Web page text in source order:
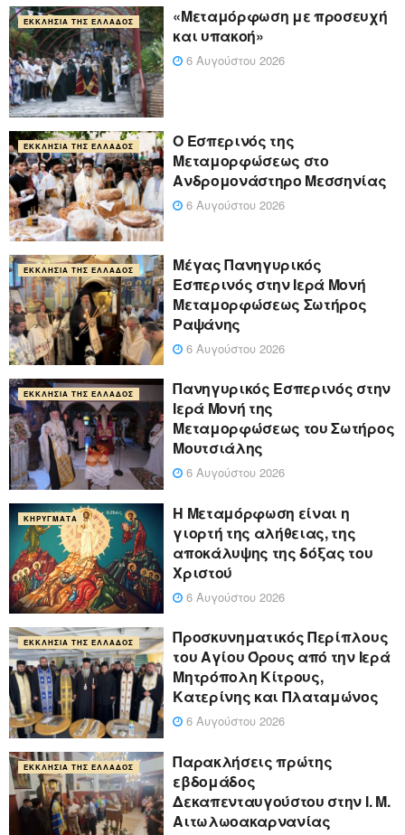
ΕΚΚΛΗΣΊΑ ΤΗΣ ΕΛΛΆΔΟΣ
«Μεταμόρφωση με προσευχή
και υπακοή»
6 Αυγούστου 2026
ΕΚΚΛΗΣΊΑ ΤΗΣ ΕΛΛΆΔΟΣ
Ο Εσπερινός της
Μεταμορφώσεως στο
Ανδρομονάστηρο Μεσσηνίας
6 Αυγούστου 2026
ΕΚΚΛΗΣΊΑ ΤΗΣ ΕΛΛΆΔΟΣ
Μέγας Πανηγυρικός
Εσπερινός στην Ιερά Μονή
Μεταμορφώσεως Σωτήρος
Ραψάνης
6 Αυγούστου 2026
ΕΚΚΛΗΣΊΑ ΤΗΣ ΕΛΛΆΔΟΣ
Πανηγυρικός Εσπερινός στην
Ιερά Μονή της
Μεταμορφώσεως του Σωτήρος
Μουτσιάλης
6 Αυγούστου 2026
ΚΗΡΎΓΜΑΤΑ
Η Μεταμόρφωση είναι η
γιορτή της αλήθειας, της
αποκάλυψης της δόξας του
Χριστού
6 Αυγούστου 2026
ΕΚΚΛΗΣΊΑ ΤΗΣ ΕΛΛΆΔΟΣ
Προσκυνηματικός Περίπλους
του Αγίου Όρους από την Ιερά
Μητρόπολη Κίτρους,
Κατερίνης και Πλαταμώνος
6 Αυγούστου 2026
ΕΚΚΛΗΣΊΑ ΤΗΣ ΕΛΛΆΔΟΣ
Παρακλήσεις πρώτης
εβδομάδος
Δεκαπενταυγούστου στην Ι. Μ.
Αιτωλωοακαρνανίας